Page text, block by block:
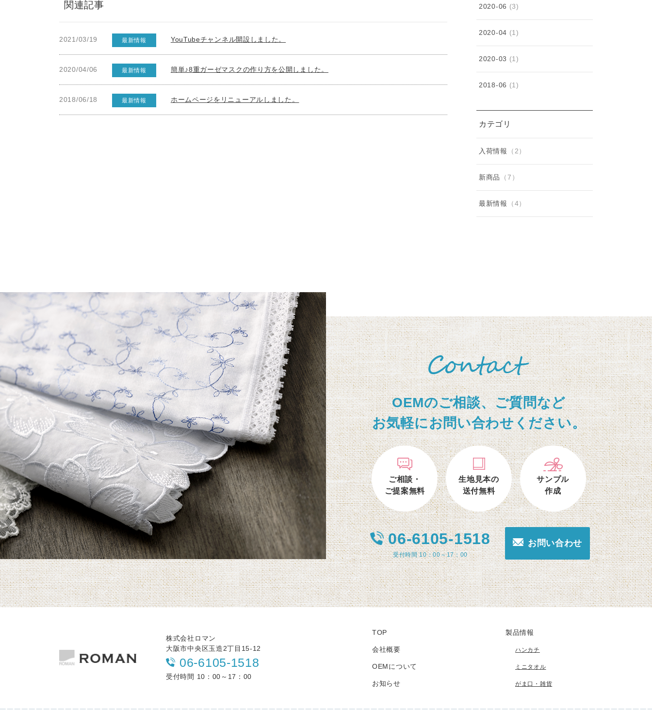
関連記事
2021/03/19 最新情報 YouTubeチャンネル開設しました。
2020/04/06 最新情報 簡単♪8重ガーゼマスクの作り方を公開しました。
2018/06/18 最新情報 ホームページをリニューアルしました。
2020-06 (3)
2020-04 (1)
2020-03 (1)
2018-06 (1)
カテゴリ
入荷情報 （2）
新商品 （7）
最新情報 （4）
OEMのご相談、ご質問など
お気軽にお問い合わせください。
ご相談・
ご提案無料
生地見本の
送付無料
サンプル
作成
06-6105-1518
受付時間 10：00～17：00
お問い合わせ
株式会社ロマン
大阪市中央区玉造2丁目15-12
06-6105-1518
受付時間 10：00～17：00
TOP
会社概要
OEMについて
お知らせ
製品情報
ハンカチ
ミニタオル
がま口・雑貨